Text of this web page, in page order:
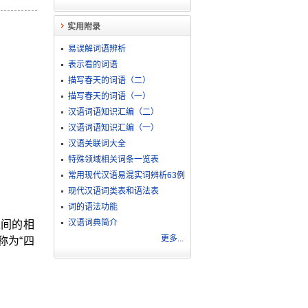
的相
为“四
实用附录
易误解词语辨析
表示看的词语
描写春天的词语（二）
描写春天的词语（一）
汉语词语知识汇编（二）
汉语词语知识汇编（一）
汉语关联词大全
特殊领域相关词条一览表
常用现代汉语易混实词辨析63例
现代汉语词类表和语法表
词的语法功能
汉语词典简介
更多...